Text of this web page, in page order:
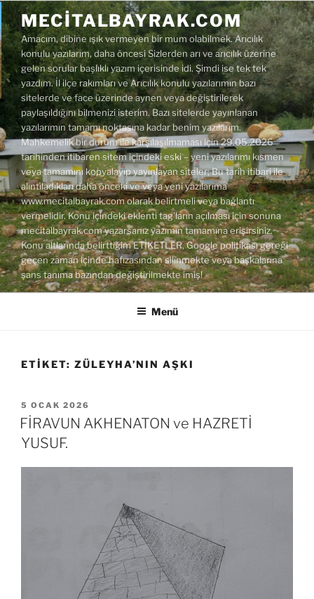
İçeriğe
geç MECITALBAYRAK.COM
Amacım, dibine ışık vermeyen bir mum olabilmek. Arıcılık
konulu yazılarım, daha öncesi Sizlerden arı ve arıcılık üzerine
gelen sorular başlıklı yazım içerisinde idi. Şimdi ise tek tek
yazdım. İl ilçe rakımları ve Arıcılık konulu yazılarımın bazı
sitelerde ve face üzerinde aynen veya değiştirilerek
paylaşıldığını bilmenizi isterim. Bazı sitelerde yayınlanan
yazılarımın tamamı noktasına kadar benim yazılarım.
Mahkemelik bir durum ile karşılaşılmaması için 29.05.2026
tarihinden itibaren sitem içindeki eski – yeni yazılarımı kısmen
veya tamamını kopyalayıp yayınlayan siteler; Bu tarih itibari ile
alıntıladıkları daha önceki ve veya yeni yazılarıma
www.mecitalbayrak.com olarak belirtmeli veya bağlantı
vermelidir. Konu içindeki eklenti tag'ların açılması için sonuna
mecitalbayrak.com yazarsanız yazımın tamamına erişirsiniz.
Konu altlarında belirttiğim ETİKETLER, Google politikası gereği
geçen zaman içinde hafızasından silinmekte veya başkalarına
şans tanıma bazından değiştirilmekte imiş!
Menü
ETIKET: ZÜLEYHA’NIN AŞKI
YAYIM
TARIHI
5 OCAK 2026
FİRAVUN AKHENATON ve HAZRETİ
YUSUF.